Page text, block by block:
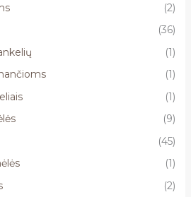
(2)
(36)
(1)
(1)
(1)
(9)
(45)
(1)
(2)